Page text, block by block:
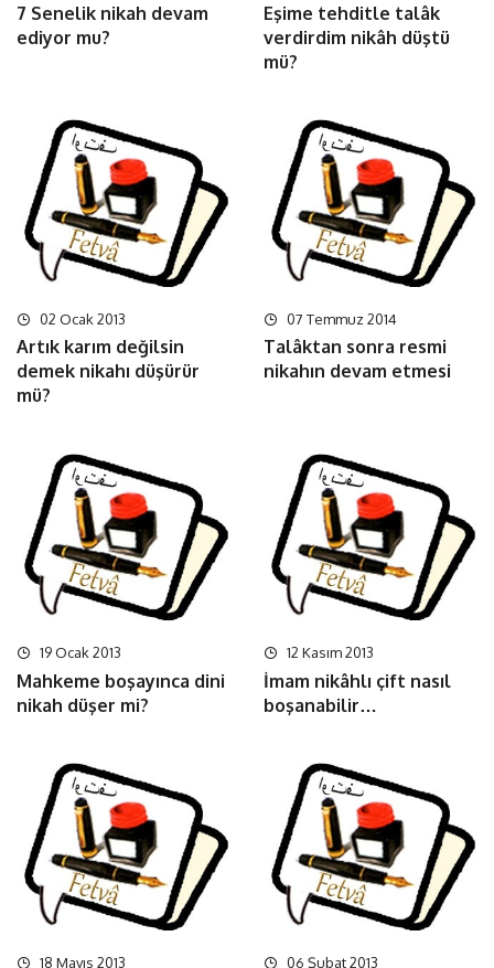
7 Senelik nikah devam
ediyor mu?
Eşime tehditle talâk
verdirdim nikâh düştü
mü?
02 Ocak 2013
Artık karım değilsin
demek nikahı düşürür
mü?
07 Temmuz 2014
Talâktan sonra resmi
nikahın devam etmesi
19 Ocak 2013
Mahkeme boşayınca dini
nikah düşer mi?
12 Kasım 2013
İmam nikâhlı çift nasıl
boşanabilir…
18 Mayıs 2013 06 Şubat 2013